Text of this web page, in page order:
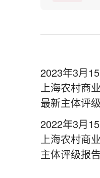
2023年3月
上海农村商
最新主体评级
2022年3月
上海农村商
主体评级报告